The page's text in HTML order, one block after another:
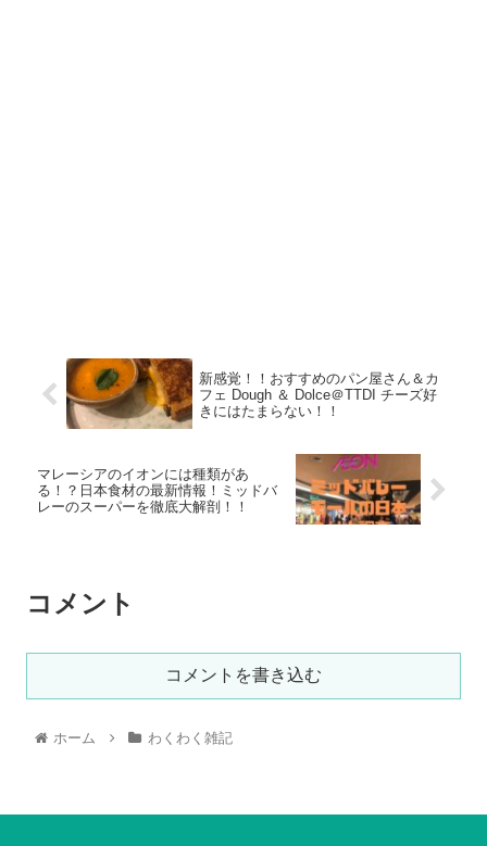
新感覚！！おすすめのパン屋さん＆カ
フェ Dough ＆ Dolce＠TTDI チーズ好
きにはたまらない！！
マレーシアのイオンには種類があ
る！？日本食材の最新情報！ミッドバ
レーのスーパーを徹底大解剖！！
コメント
コメントを書き込む
ホーム わくわく雑記